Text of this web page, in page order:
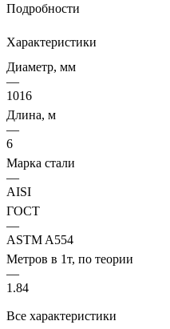
Подробности
Характеристики
Диаметр, мм
—
1016
Длина, м
—
6
Марка стали
—
AISI
ГОСТ
—
ASTM A554
Метров в 1т, по теории
—
1.84
Все характеристики